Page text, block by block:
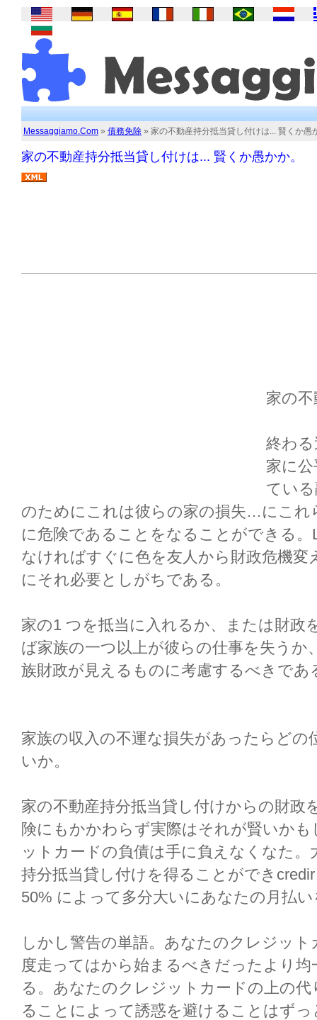
Messaggiamo.Com » 債務免除 » 家の不動産持分抵当貸し付けは... 賢くか愚
家の不動産持分抵当貸し付けは... 賢くか愚かか。
家の
終わ
家に
てい
のためにこれは彼らの家の損失…にこれ
に危険であることをなることができる
なければすぐに色を友人から財政危機変
にそれ必要としがちである。
家の1 つを抵当に入れるか、または財政
ば家族の一つ以上が彼らの仕事を失うか
族財政が見えるものに考慮するべきであ
家族の収入の不運な損失があったらど
いか。
家の不動産持分抵当貸し付けからの財政
険にもかかわらず実際はそれが賢いか
ットカードの負債は手に負えなくなた
持分抵当貸し付けを得ることができ
50% によって多分大いにあなたの月払
しかし警告の単語。あなたのクレジッ
度走ってはから始まるべきだったより
る。あなたのクレジットカードの上の
ることによって誘惑を避けることはず